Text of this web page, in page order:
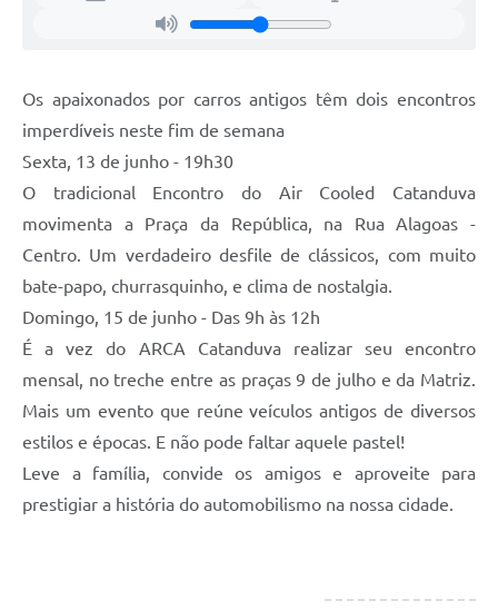
A Prefeitura
Jornal
Agenda
SIC
Diário Oficial
Editais
Os apaixonados por carros antigos têm dois encontros
imperdíveis neste fim de semana
Sexta, 13 de junho - 19h30
O tradicional Encontro do Air Cooled Catanduva
movimenta a Praça da República, na Rua Alagoas -
Centro. Um verdadeiro desfile de clássicos, com muito
bate-papo, churrasquinho, e clima de nostalgia.
Domingo, 15 de junho - Das 9h às 12h
É a vez do ARCA Catanduva realizar seu encontro
mensal, no treche entre as praças 9 de julho e da Matriz.
Mais um evento que reúne veículos antigos de diversos
estilos e épocas. E não pode faltar aquele pastel!
Leve a família, convide os amigos e aproveite para
prestigiar a história do automobilismo na nossa cidade.